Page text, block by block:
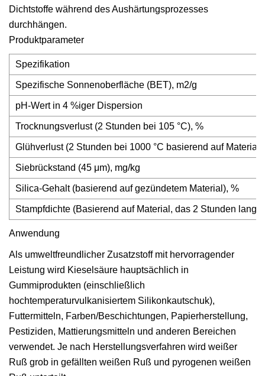
Dichtstoffe während des Aushärtungsprozesses
durchhängen.
Produktparameter
Spezifikation
Spezifische Sonnenoberfläche (BET), m2/g
pH-Wert in 4 %iger Dispersion
Trocknungsverlust (2 Stunden bei 105 °C), %
Glühverlust (2 Stunden bei 1000 °C basierend auf
Siebrückstand (45 μm), mg/kg
Silica-Gehalt (basierend auf gezündetem Material), %
Stampfdichte (Basierend auf Material, das 2 Stunden lang
Anwendung
Als umweltfreundlicher Zusatzstoff mit hervorragender
Leistung wird Kieselsäure hauptsächlich in
Gummiprodukten (einschließlich
hochtemperaturvulkanisiertem Silikonkautschuk),
Futtermitteln, Farben/Beschichtungen, Papierherstellung,
Pestiziden, Mattierungsmitteln und anderen Bereichen
verwendet. Je nach Herstellungsverfahren wird weißer
Ruß grob in gefällten weißen Ruß und pyrogenen weißen